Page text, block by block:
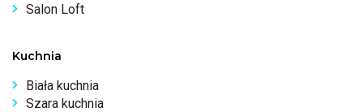
Salon Loft
Kuchnia
Biała kuchnia
Szara kuchnia